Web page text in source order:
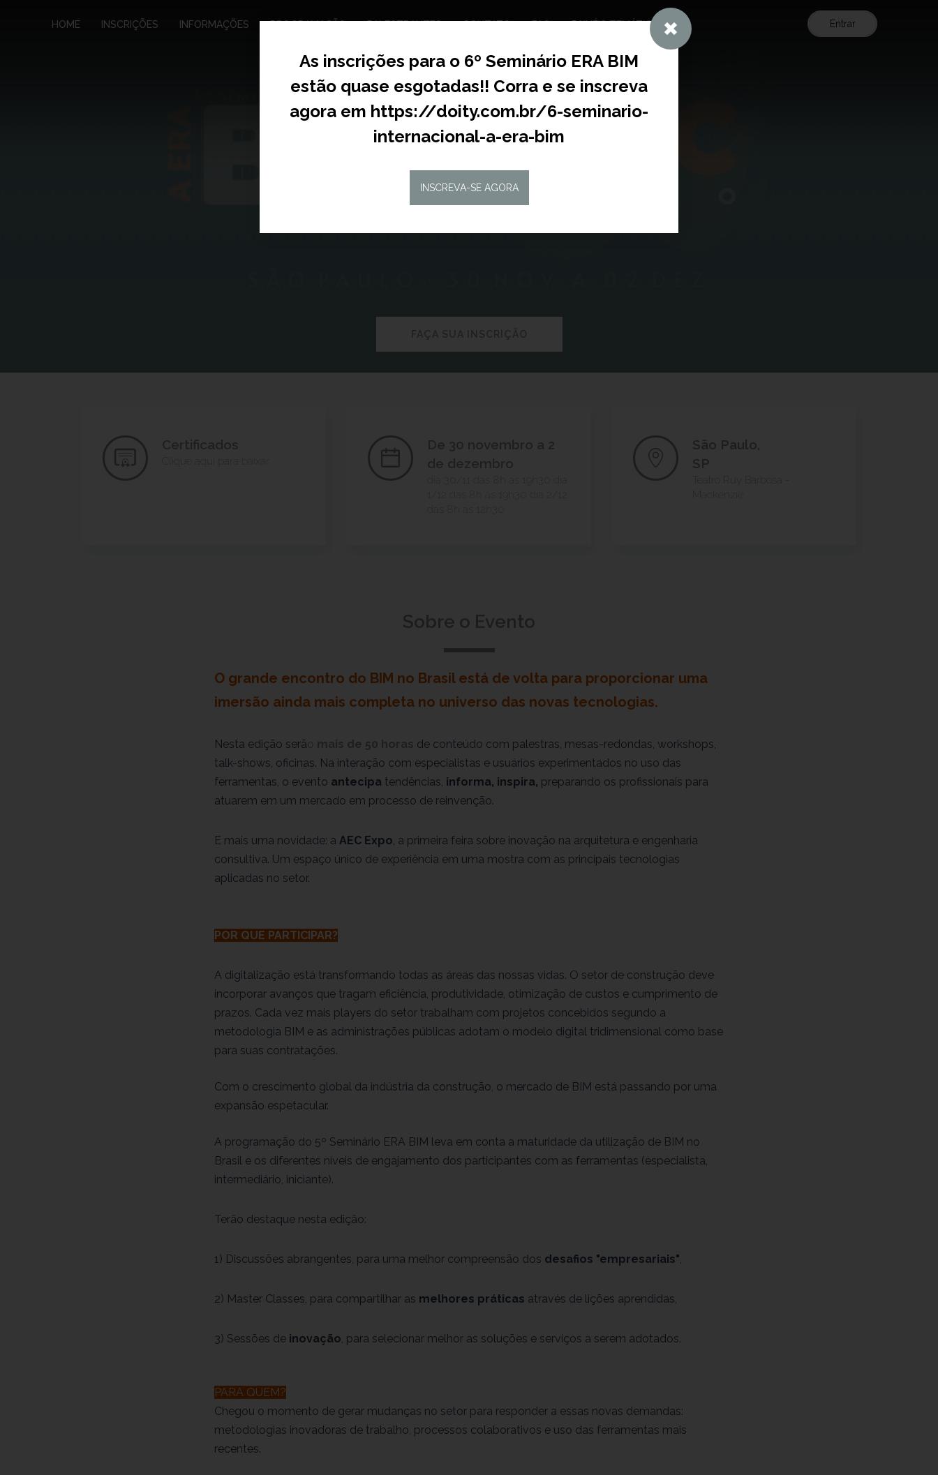
HOME INSCRIÇÕES INFORMAÇÕES PROGRAMAÇÃO PALESTRANTES CONTATO FAQ PAINÉIS TEMÁTICOS Entrar
São Paulo,
SP
Sobre o Evento
O grande encontro do BIM no Brasil está de volta para proporcionar uma
imersão ainda mais completa no universo das novas tecnologias.
Nesta edição serã
de conteúdo com palestras, mesas-redondas, workshops,
talk-shows, oficinas. Na interação com especialistas e usuários experimentados no uso das
ferramentas, o evento antecipa tendências, informa, inspira, preparando os profissionais para
atuarem em um mercado em processo de reinvenção.
E mais uma novidade: a AEC Expo, a primeira feira sobre inovação na arquitetura e engenharia
consultiva. Um espaço único de experiência em uma mostra com as principais tecnologias
aplicadas no setor.
POR QUE PARTICIPAR?
A digitalização está transformando todas as áreas das nossas vidas. O setor de construção deve
incorporar avanços que tragam eficiência, produtividade, otimização de custos e cumprimento de
prazos. Cada vez mais players do setor trabalham com projetos concebidos segundo a
metodologia BIM e as administrações públicas adotam o modelo digital tridimensional como base
para suas contratações.
Com o crescimento global da indústria da construção, o mercado de BIM está passando por uma
expansão espetacular.
A programação do 5º Seminário ERA BIM leva em conta a maturidade da utilização de BIM no
Brasil e os diferentes níveis de engajamento dos participantes com as ferramentas (especialista,
intermediário, iniciante).
Terão destaque nesta edição:
1) Discussões abrangentes, para uma melhor compreensão dos desafios "empresariais",
2) Master Classes, para compartilhar as melhores práticas através de lições aprendidas,
3) Sessões de inovação, para selecionar melhor as soluções e serviços a serem adotados.
PARA QUEM?
Chegou o momento de gerar mudanças no setor para responder a essas novas demandas:
metodologias inovadoras de trabalho, processos colaborativos e uso das ferramentas mais
recentes.
As inscrições para o 6º Seminário ERA BIM
estão quase esgotadas!! Corra e se inscreva
agora em https://doity.com.br/6-seminario-
internacional-a-era-bim
INSCREVA-SE AGORA